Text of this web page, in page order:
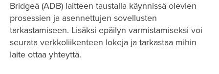
Bridgeä (ADB) laitteen taustalla käynnissä olevien
prosessien ja asennettujen sovellusten
tarkastamiseen. Lisäksi epäilyn varmistamiseksi voi
seurata verkkoliikenteen lokeja ja tarkastaa mihin
laite ottaa yhteyttä.